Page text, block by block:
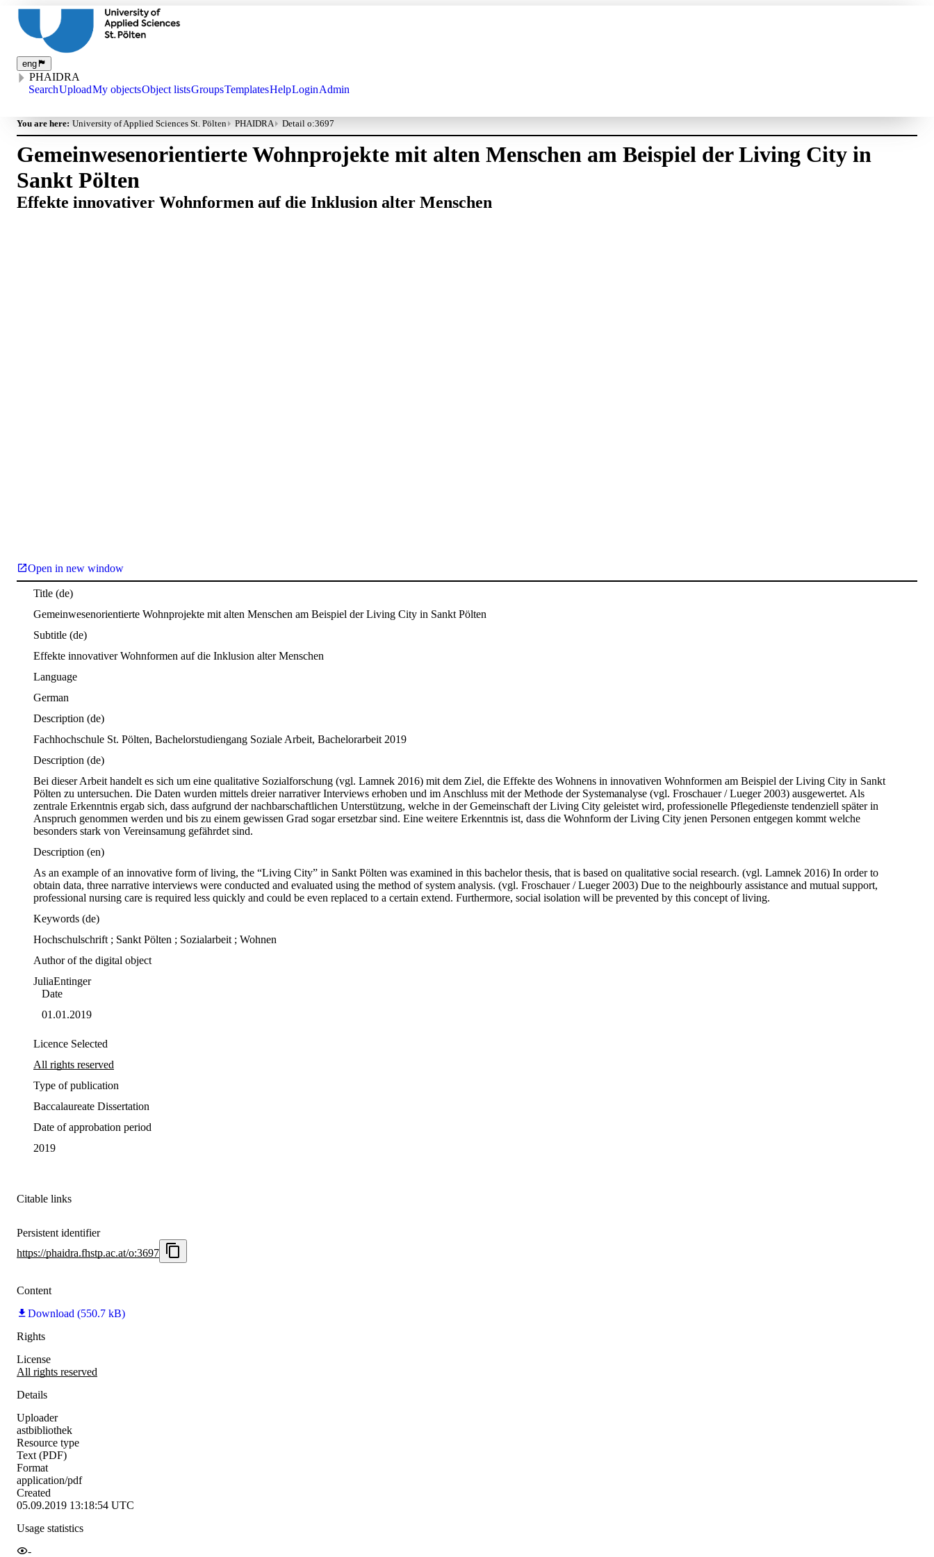
eng
PHAIDRA
SearchUploadMy objectsObject listsGroupsTemplatesHelpLoginAdmin
You are here: University of Applied Sciences St. Pölten PHAIDRA Detail o:3697
Gemeinwesenorientierte Wohnprojekte mit alten Menschen am Beispiel der Living City in
Sankt Pölten
Effekte innovativer Wohnformen auf die Inklusion alter Menschen
Open in new window
Title (de)
Gemeinwesenorientierte Wohnprojekte mit alten Menschen am Beispiel der Living City in Sankt Pölten
Subtitle (de)
Effekte innovativer Wohnformen auf die Inklusion alter Menschen
Language
German
Description (de)
Fachhochschule St. Pölten, Bachelorstudiengang Soziale Arbeit, Bachelorarbeit 2019
Description (de)
Bei dieser Arbeit handelt es sich um eine qualitative Sozialforschung (vgl. Lamnek 2016) mit dem Ziel, die Effekte des Wohnens in innovativen Wohnformen am Beispiel der Living City in Sankt
Pölten zu untersuchen. Die Daten wurden mittels dreier narrativer Interviews erhoben und im Anschluss mit der Methode der Systemanalyse (vgl. Froschauer / Lueger 2003) ausgewertet. Als
zentrale Erkenntnis ergab sich, dass aufgrund der nachbarschaftlichen Unterstützung, welche in der Gemeinschaft der Living City geleistet wird, professionelle Pflegedienste tendenziell später in
Anspruch genommen werden und bis zu einem gewissen Grad sogar ersetzbar sind. Eine weitere Erkenntnis ist, dass die Wohnform der Living City jenen Personen entgegen kommt welche
besonders stark von Vereinsamung gefährdet sind.
Description (en)
As an example of an innovative form of living, the “Living City” in Sankt Pölten was examined in this bachelor thesis, that is based on qualitative social research. (vgl. Lamnek 2016) In order to
obtain data, three narrative interviews were conducted and evaluated using the method of system analysis. (vgl. Froschauer / Lueger 2003) Due to the neighbourly assistance and mutual support,
professional nursing care is required less quickly and could be even replaced to a certain extend. Furthermore, social isolation will be prevented by this concept of living.
Keywords (de)
Hochschulschrift ; Sankt Pölten ; Sozialarbeit ; Wohnen
Author of the digital object
JuliaEntinger
Date
01.01.2019
Licence Selected
All rights reserved
Type of publication
Baccalaureate Dissertation
Date of approbation period
2019
Citable links
Persistent identifier
https://phaidra.fhstp.ac.at/o:3697
Content
Download (550.7 kB)
Rights
License
All rights reserved
Details
Uploader
astbibliothek
Resource type
Text (PDF)
Format
application/pdf
Created
05.09.2019 13:18:54 UTC
Usage statistics
-